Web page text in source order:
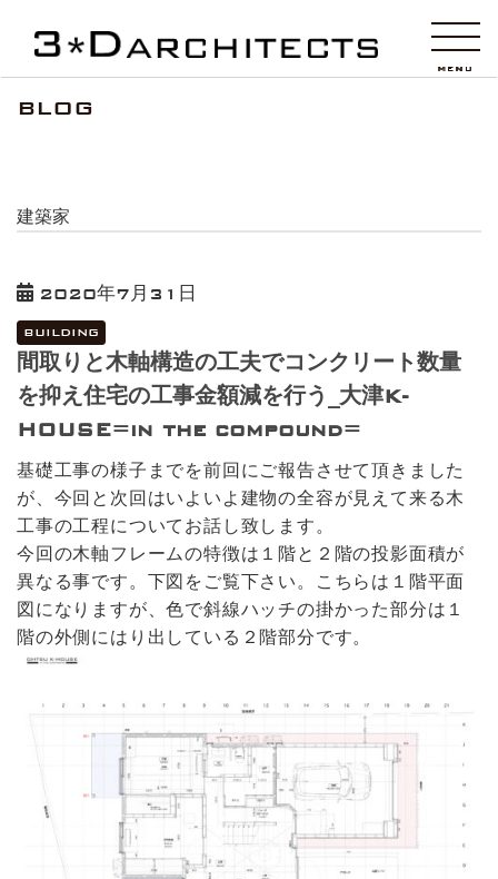
MENU
BLOG
MENU
建築家
2020年7月31日
BUILDING
間取りと木軸構造の工夫でコンクリート数量
を抑え住宅の工事金額減を行う_大津K-
HOUSE=in the compound=
基礎工事の様子までを前回にご報告させて頂きました
が、今回と次回はいよいよ建物の全容が見えて来る木
工事の工程についてお話し致します。
今回の木軸フレームの特徴は１階と２階の投影面積が
異なる事です。下図をご覧下さい。こちらは１階平面
図になりますが、色で斜線ハッチの掛かった部分は１
階の外側にはり出している２階部分です。